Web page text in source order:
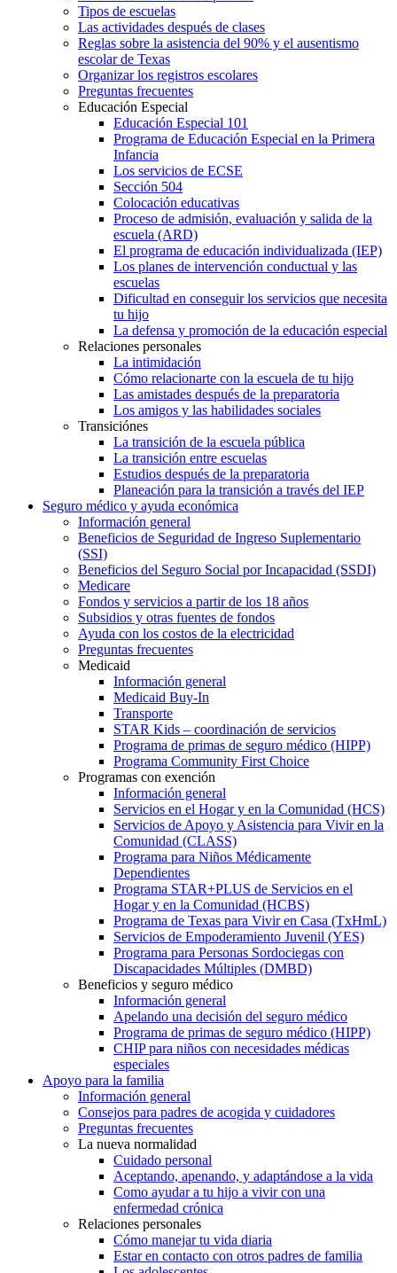
Tipos de escuelas
Las actividades después de clases
Reglas sobre la asistencia del 90% y el ausentismo
escolar de Texas
Organizar los registros escolares
Preguntas frecuentes
Educación Especial
Educación Especial 101
Programa de Educación Especial en la Primera
Infancia
Los servicios de ECSE
Sección 504
Colocación educativas
Proceso de admisión, evaluación y salida de la
escuela (ARD)
El programa de educación individualizada (IEP)
Los planes de intervención conductual y las
escuelas
Dificultad en conseguir los servicios que necesita
tu hijo
La defensa y promoción de la educación especial
Relaciones personales
La intimidación
Cómo relacionarte con la escuela de tu hijo
Las amistades después de la preparatoria
Los amigos y las habilidades sociales
Transiciónes
La transición de la escuela pública
La transición entre escuelas
Estudios después de la preparatoria
Planeación para la transición a través del IEP
Seguro médico y ayuda económica
Información general
Beneficios de Seguridad de Ingreso Suplementario
(SSI)
Beneficios del Seguro Social por Incapacidad (SSDI)
Medicare
Fondos y servicios a partir de los 18 años
Subsidios y otras fuentes de fondos
Ayuda con los costos de la electricidad
Preguntas frecuentes
Medicaid
Información general
Medicaid Buy-In
Transporte
STAR Kids – coordinación de servicios
Programa de primas de seguro médico (HIPP)
Programa Community First Choice
Programas con exención
Información general
Servicios en el Hogar y en la Comunidad (HCS)
Servicios de Apoyo y Asistencia para Vivir en la
Comunidad (CLASS)
Programa para Niños Médicamente
Dependientes
Programa STAR+PLUS de Servicios en el
Hogar y en la Comunidad (HCBS)
Programa de Texas para Vivir en Casa (TxHmL)
Servicios de Empoderamiento Juvenil (YES)
Programa para Personas Sordociegas con
Discapacidades Múltiples (DMBD)
Beneficios y seguro médico
Información general
Apelando una decisión del seguro médico
Programa de primas de seguro médico (HIPP)
CHIP para niños con necesidades médicas
especiales
Apoyo para la familia
Información general
Consejos para padres de acogida y cuidadores
Preguntas frecuentes
La nueva normalidad
Cuidado personal
Aceptando, apenando, y adaptándose a la vida
Como ayudar a tu hijo a vivir con una
enfermedad crónica
Relaciones personales
Cómo manejar tu vida diaria
Estar en contacto con otros padres de familia